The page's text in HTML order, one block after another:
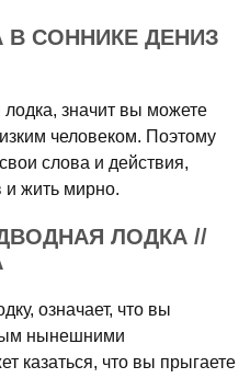
СОННИКЕ ДЕНИЗ
значит вы можете
человеком. Поэтому
слова и действия,
и жить мирно.
ЛОДКА //
означает, что вы
нынешними
казаться, что вы прыгаете